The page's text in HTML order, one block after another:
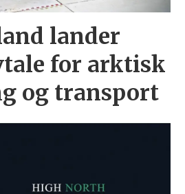
lander
for arktisk
og transport